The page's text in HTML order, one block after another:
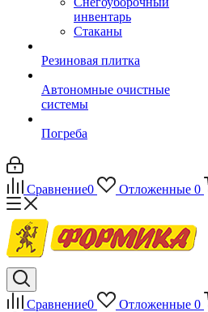
инвентарь
Стаканы
Резиновая плитка
Автономные очистные
системы
Погреба
Сравнение0 Отложенные 0
Сравнение0 Отложенные 0